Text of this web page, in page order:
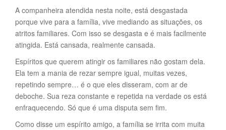
A companheira atendida nesta noite, está desgastada
porque vive para a família, vive mediando as situações, os
atritos familiares. Com isso se desgasta e é mais facilmente
atingida. Está cansada, realmente cansada.
Espíritos que querem atingir os familiares não gostam dela.
Ela tem a mania de rezar sempre igual, muitas vezes,
repetindo sempre… é o que eles disseram, com ar de
deboche. Sua reza constante e repetida na verdade os está
enfraquecendo. Só que é uma disputa sem fim.
Como disse um espírito amigo, a família se irrita com muita